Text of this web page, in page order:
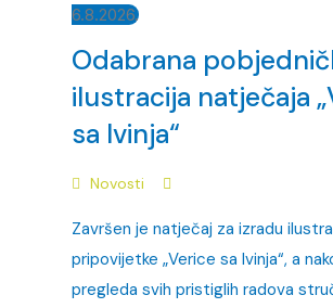
6.8.2026.
Odabrana
ilustracija natječaja
sa Ivinja“
Novosti
Završen je natječaj za izradu
pripovijetke „Verice sa Ivinja“, a
pregleda svih pristiglih radova